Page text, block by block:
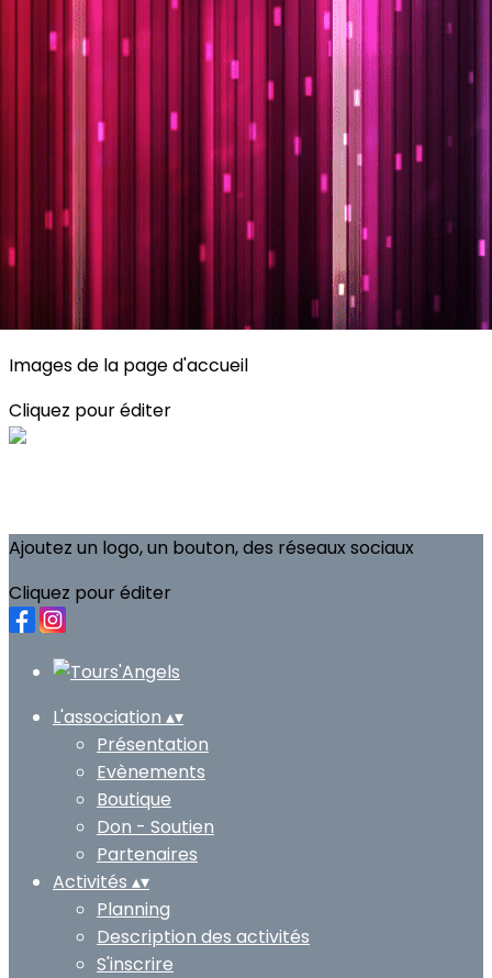
Exporter les lignes sélectionnées
Exporter toutes les colonnes
Exporter uniquement les colonnes affichées
Menu
Planning
Description des activités
S'inscrire
Images de la page d'accueil
Cliquez pour éditer
Ajoutez un logo, un bouton, des réseaux sociaux
Cliquez pour éditer
L'association ▴▾
Présentation
Evènements
Boutique
Don - Soutien
Partenaires
Activités ▴▾
Planning
Description des activités
S'inscrire